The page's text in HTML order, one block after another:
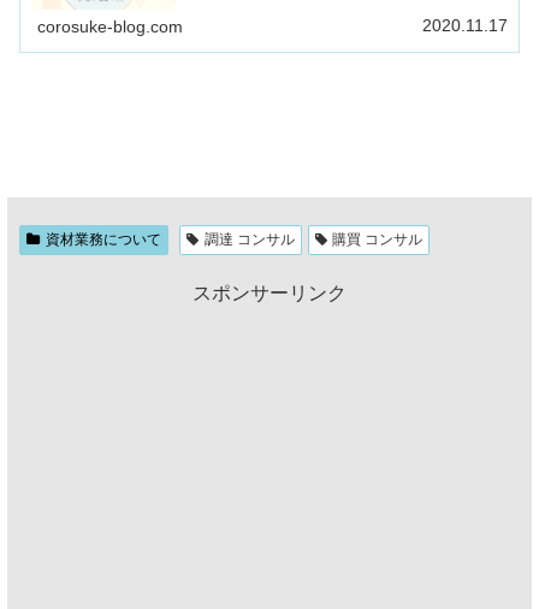
corosuke-blog.com 2020.11.17
資材業務について 調達 コンサル 購買 コンサル
スポンサーリンク